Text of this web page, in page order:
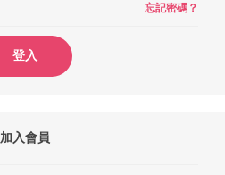
忘記密碼？
登入
加入會員